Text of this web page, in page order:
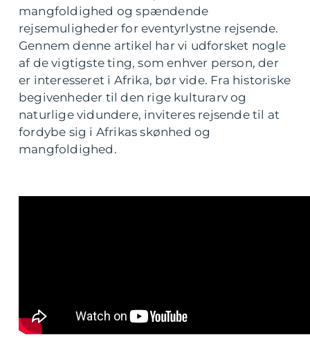
mangfoldighed og spændende
rejsemuligheder for eventyrlystne rejsende.
Gennem denne artikel har vi udforsket nogle
af de vigtigste ting, som enhver person, der
er interesseret i Afrika, bør vide. Fra historiske
begivenheder til den rige kulturarv og
naturlige vidundere, inviteres rejsende til at
fordybe sig i Afrikas skønhed og
mangfoldighed.